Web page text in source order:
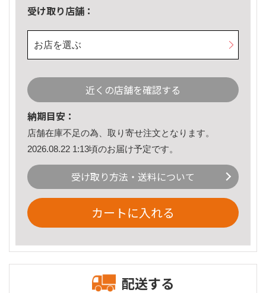
受け取り店舗：
お店を選ぶ
近くの店舗を確認する
納期目安：
店舗在庫不足の為、取り寄せ注文となります。
2026.08.22 1:13頃のお届け予定です。
受け取り方法・送料について
カートに入れる
配送する